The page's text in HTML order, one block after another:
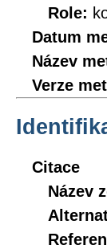
Role:
Datum
Název
Verze
Citace
Název